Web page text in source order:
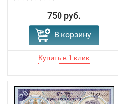
750 руб.
В корзину